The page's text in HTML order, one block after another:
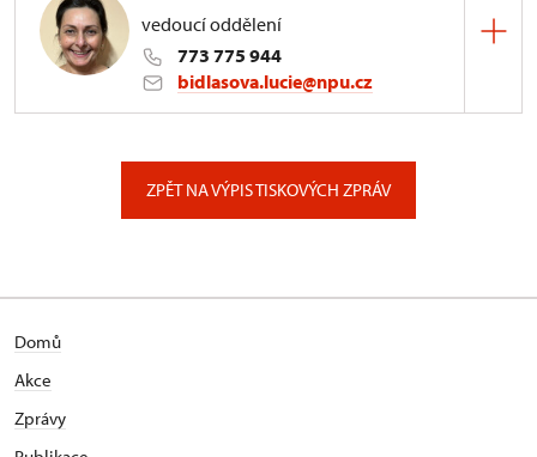
vedoucí oddělení
773 775 944
bidlasova.lucie@npu.cz
ZPĚT NA VÝPIS TISKOVÝCH ZPRÁV
Domů
Akce
Zprávy